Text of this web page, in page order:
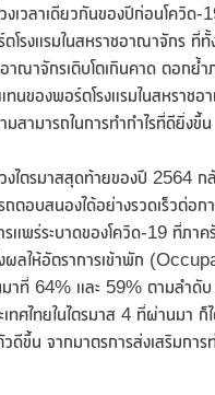
วลาเดียวกันของปีก่อนโควิด-
รงแรมในสหราชอาณาจักร ที่
าณาจักรเติบโตเกินคาด ตอก
นของพอร์ตโรงแรมในสหราช
สามารถในการทำกำไรที่ดียิ่งขึ้น
งไตรมาสสุดท้ายของปี 2564
อบสนองได้อย่างรวดเร็วต่อก
รแพร่ระบาดของโควิด-19 ที่ภ
ผลให้อัตราการเข้าพัก
าที่ 64% และ 59% ตามลำดั
ทศไทยในไตรมาส 4 ที่ผ่านมา
ขึ้น จากมาตรการส่งเสริมกา